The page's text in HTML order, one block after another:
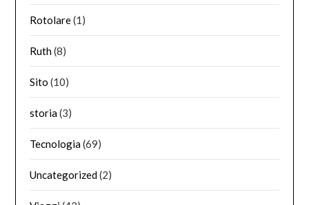
Rotolare(1)
Ruth(8)
Sito (10)
storia(3)
Tecnologia(69)
Uncategorized(2)